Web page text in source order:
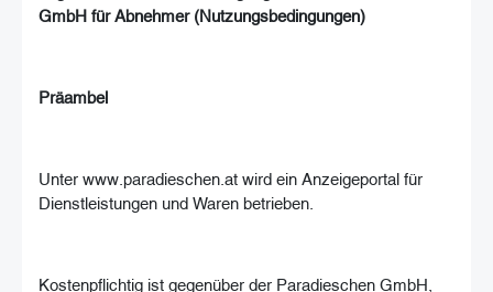
GmbH für Abnehmer (Nutzungsbedingungen)
Präambel
Unter www.paradieschen.at wird ein Anzeigeportal für
Dienstleistungen und Waren betrieben.
Kostenpflichtig ist gegenüber der Paradieschen GmbH,